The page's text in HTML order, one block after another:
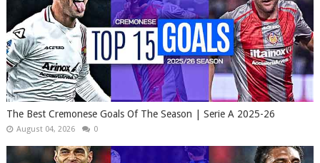
The Best Cremonese Goals Of The Season | Serie A 2025-26
August 04, 2026 0